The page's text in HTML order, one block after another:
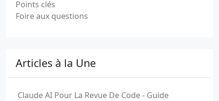
Points clés
Foire aux questions
Articles à la Une
Claude AI Pour La Revue De Code - Guide